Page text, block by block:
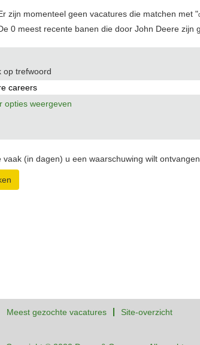
zijn momenteel geen vacatures die matchen met "
0 meest recente banen die door John Deere zijn
op trefwoord
opties weergeven
vaak (in dagen) u een waarschuwing wilt
Meest gezochte vacatures Site-overzicht